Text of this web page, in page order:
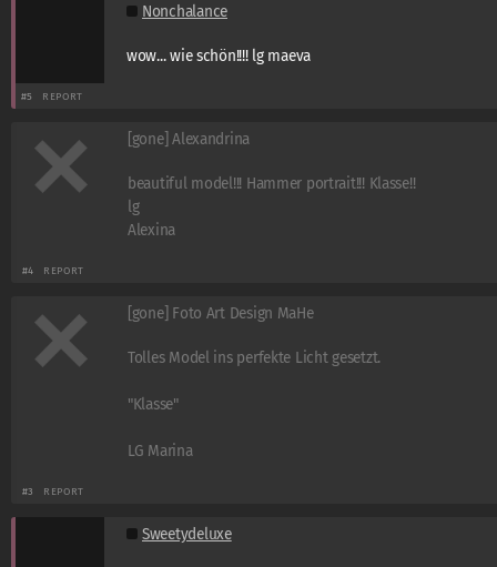
Nonchalance
wow... wie schön!!!! lg maeva
#5 REPORT
[gone] Alexandrina
beautiful model!!! Hammer portrait!!! Klasse!!
lg
Alexina
#4 REPORT
[gone] Foto Art Design MaHe
Tolles Model ins perfekte Licht gesetzt.
"Klasse"
LG Marina
#3 REPORT
Sweetydeluxe